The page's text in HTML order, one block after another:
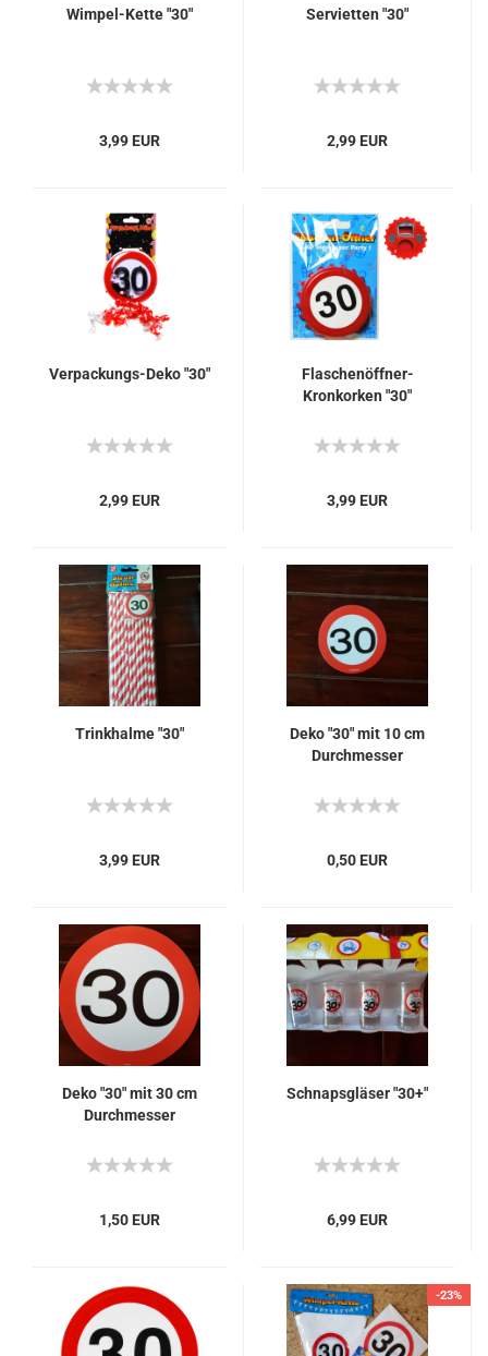
Wimpel-Kette "30"
3,99 EUR
Servietten "30"
2,99 EUR
Verpackungs-Deko "30"
2,99 EUR
Flaschenöffner-
Kronkorken "30"
3,99 EUR
Trinkhalme "30"
3,99 EUR
Deko "30" mit 10 cm
Durchmesser
0,50 EUR
Deko "30" mit 30 cm
Durchmesser
1,50 EUR
Schnapsgläser "30+"
6,99 EUR
-23%